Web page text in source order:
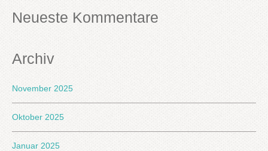
Neueste Kommentare
Archiv
November 2025
Oktober 2025
Januar 2025